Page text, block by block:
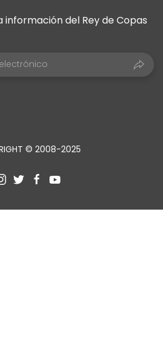
información del Rey de Copas
© 2008-2025